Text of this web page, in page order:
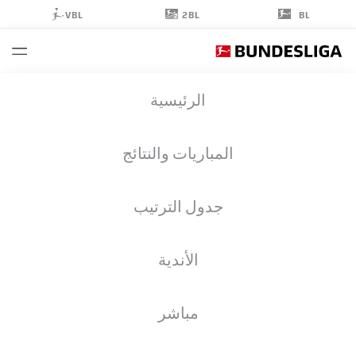
BL
2BL
VBL
الرئيسية
المباريات والنتائج
جدول الترتيب
الأندية
مباشر